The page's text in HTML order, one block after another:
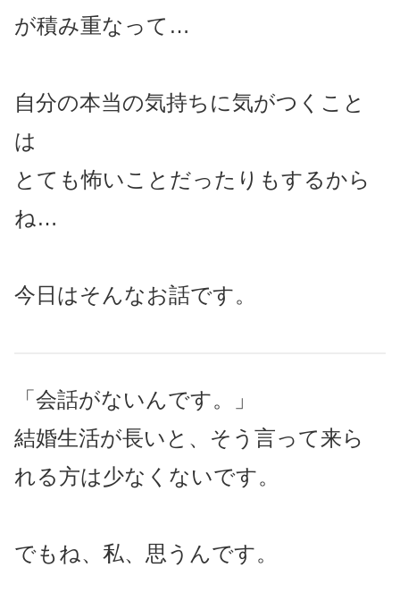
が積み重なって…
自分の本当の気持ちに気がつくこと
は
とても怖いことだったりもするから
ね…
今日はそんなお話です。
「会話がないんです。」
結婚生活が長いと、そう言って来ら
れる方は少なくないです。
でもね、私、思うんです。